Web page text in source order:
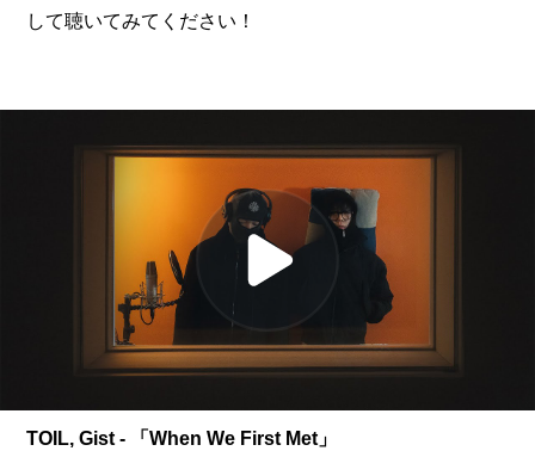
して聴いてみてください！
TOIL, Gist - 「When We First Met」